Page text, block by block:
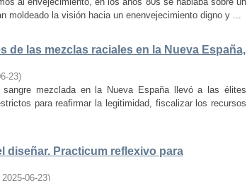
moldeado la visión hacia un enenvejecimiento digno y ...
las mezclas raciales en la Nueva España,
23)
mezclada en la Nueva España llevó a las élites
para reafirmar la legitimidad, fiscalizar los recursos
diseñar. Practicum reflexivo para
2025-06-23)